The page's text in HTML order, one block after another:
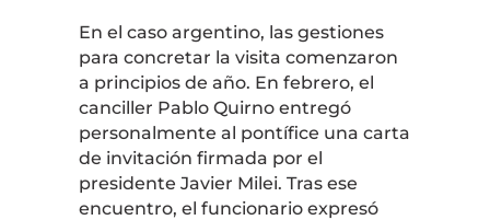
En el caso argentino, las gestiones
para concretar la visita comenzaron
a principios de año. En febrero, el
canciller Pablo Quirno entregó
personalmente al pontífice una carta
de invitación firmada por el
presidente Javier Milei. Tras ese
encuentro, el funcionario expresó